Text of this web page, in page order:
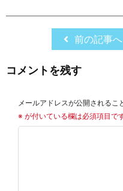
前の記事へ
コメントを残す
メールアドレスが公開されるこ
※ が付いている欄は必須項目で